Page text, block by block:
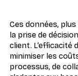
Ces données,
la prise de
client. L’efficacité
minimiser les
processus, de